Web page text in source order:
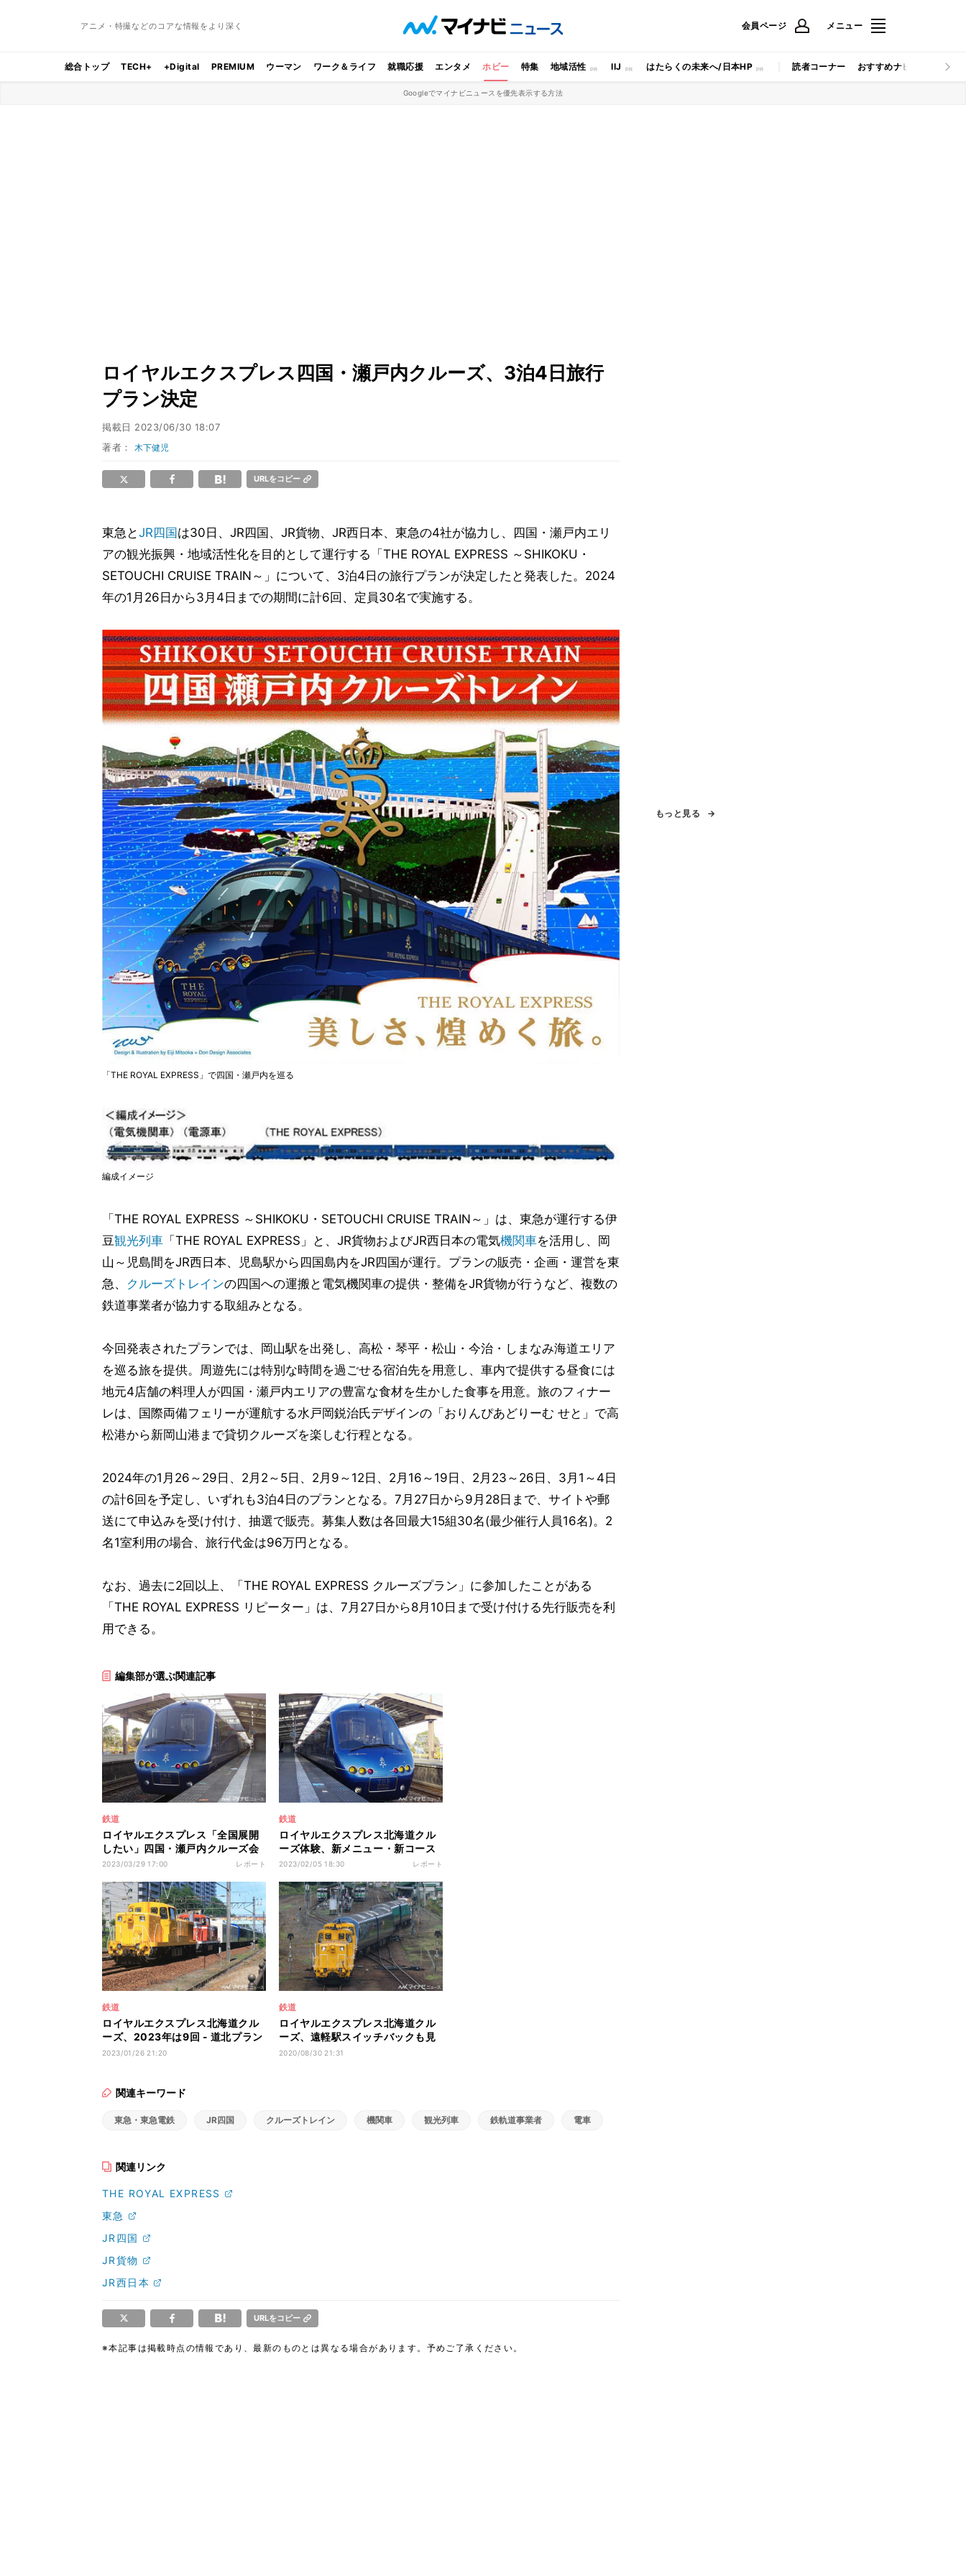
アニメ・特撮などのコアな情報をより深く 会員ページ メニュー
総合トップ TECH+ +Digital PREMIUM ウーマン ワーク＆ライフ 就職応援 エンタメ ホビー 特集 地域活性 IIJ はたらくの未来へ/日本HP 読者コーナー おすすめナビ マイナビ
Googleでマイナビニュースを優先表示する方法
ロイヤルエクスプレス四国・瀬戸内クルーズ、3泊4日旅行
プラン決定
掲載日 2023/06/30 18:07
著者： 木下健児
URLをコピー
東急とJR四国 は30日、JR四国、JR貨物、JR西日本、東急の4社が協力し、四国・瀬戸内エリ
アの観光振興・地域活性化を目的として運行する「THE ROYAL EXPRESS ～SHIKOKU・
SETOUCHI CRUISE TRAIN～」について、3泊4日の旅行プランが決定したと発表した。2024
年の1月26日から3月4日までの期間に計6回、定員30名で実施する。
「THE ROYAL EXPRESS」で四国・瀬戸内を巡る
編成イメージ
「THE ROYAL EXPRESS ～SHIKOKU・SETOUCHI CRUISE TRAIN～」は、東急が運行する伊
豆観光列車 「THE ROYAL EXPRESS」と、JR貨物およびJR西日本の電気機関車を活用し、岡
山～児島間をJR西日本、児島駅から四国島内をJR四国が運行。プランの販売・企画・運営を東
急、 クルーズトレインの四国への運搬と電気機関車の提供・整備をJR貨物が行うなど、複数の
鉄道事業者が協力する取組みとなる。
今回発表されたプランでは、岡山駅を出発し、高松・琴平・松山・今治・しまなみ海道エリア
を巡る旅を提供。周遊先には特別な時間を過ごせる宿泊先を用意し、車内で提供する昼食には
地元4店舗の料理人が四国・瀬戸内エリアの豊富な食材を生かした食事を用意。旅のフィナー
レは、国際両備フェリーが運航する水戸岡鋭治氏デザインの「おりんぴあどりーむ せと」で高
松港から新岡山港まで貸切クルーズを楽しむ行程となる。
2024年の1月26～29日、2月2～5日、2月9～12日、2月16～19日、2月23～26日、3月1～4日
の計6回を予定し、いずれも3泊4日のプランとなる。7月27日から9月28日まで、サイトや郵
送にて申込みを受け付け、抽選で販売。募集人数は各回最大15組30名(最少催行人員16名)。2
名1室利用の場合、旅行代金は96万円となる。
なお、過去に2回以上、「THE ROYAL EXPRESS クルーズプラン」に参加したことがある
「THE ROYAL EXPRESS リピーター」は、7月27日から8月10日まで受け付ける先行販売を利
用できる。
編集部が選ぶ関連記事
鉄道
ロイヤルエクスプレス「全国展開
したい」四国・瀬戸内クルーズ会
見
2023/03/29 17:00 レポート
鉄道
ロイヤルエクスプレス北海道クル
ーズ体験、新メニュー・新コース
も
2023/02/05 18:30 レポート
鉄道
ロイヤルエクスプレス北海道クル
ーズ、2023年は9回 - 道北プラン
も
2023/01/26 21:20
鉄道
ロイヤルエクスプレス北海道クル
ーズ、遠軽駅スイッチバックも見
所
2020/08/30 21:31
関連キーワード
東急・東急電鉄 JR四国 クルーズトレイン 機関車 観光列車 鉄軌道事業者 電車
関連リンク
THE ROYAL EXPRESS
東急
JR四国
JR貨物
JR西日本
URLをコピー
※本記事は掲載時点の情報であり、最新のものとは異なる場合があります。予めご了承ください。
もっと見る